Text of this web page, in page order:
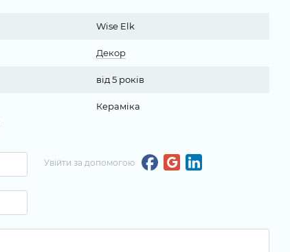
Wise Elk
Декор
від 5 років
Кераміка
Увійти за допомогою